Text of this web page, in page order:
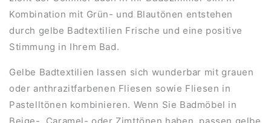
Kombination mit Grün- und Blautönen entstehen
durch gelbe Badtextilien Frische und eine positive
Stimmung in Ihrem Bad.
Gelbe Badtextilien lassen sich wunderbar mit grauen
oder anthrazitfarbenen Fliesen sowie Fliesen in
Pastelltönen kombinieren. Wenn Sie Badmöbel in
Beige-, Caramel- oder Zimttönen haben, passen gelbe